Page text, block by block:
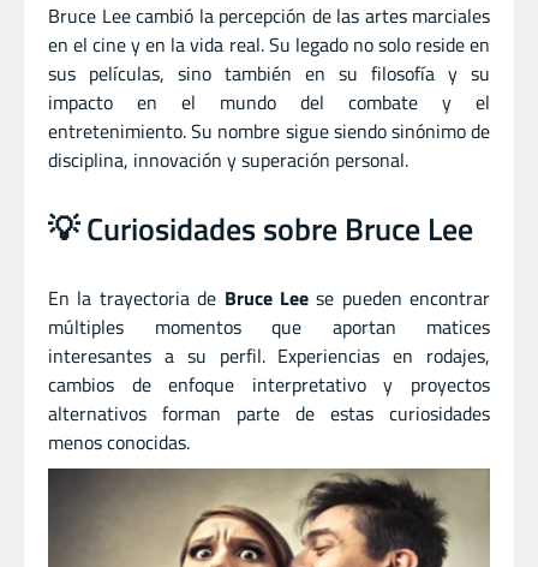
Bruce Lee cambió la percepción de las artes marciales
en el cine y en la vida real. Su legado no solo reside en
sus películas, sino también en su filosofía y su
impacto en el mundo del combate y el
entretenimiento. Su nombre sigue siendo sinónimo de
disciplina, innovación y superación personal.
💡 Curiosidades sobre Bruce Lee
En la trayectoria de Bruce Leese pueden encontrar
múltiples momentos que aportan matices
interesantes a su perfil. Experiencias en rodajes,
cambios de enfoque interpretativo y proyectos
alternativos forman parte de estas curiosidades
menos conocidas.